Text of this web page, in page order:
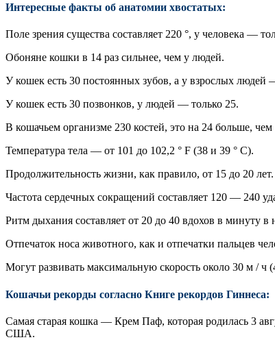
Интересные факты об анатомии хвостатых:
Поле зрения существа составляет 220 °, у человека —
Обоняне кошки в 14 раз сильнее, чем у людей.
У кошек есть 30 постоянных зубов, а у взрослых людей
У кошек есть 30 позвонков, у людей — только 25.
В кошачьем организме 230 костей, это на 24 больше, чем
Температура тела — от 101 до 102,2 ° F (38 и 39 ° С).
Продолжительность жизни, как правило, от 15 до 20 лет.
Частота сердечных сокращений составляет 120 — 240
Ритм дыхания составляет от 20 до 40 вдохов в минуту в
Отпечаток носа животного, как и отпечатки пальцев
Могут развивать максимальную скорость около 30 м / ч
Кошачьи рекорды согласно Книге рекордов Гиннеса:
Самая старая кошка — Крем Паф, которая родилась 3
США.